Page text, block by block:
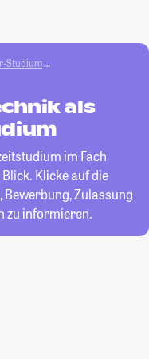
Studium
als
im Fach
Klicke auf die
Bewerbung, Zulassung
zu informieren.